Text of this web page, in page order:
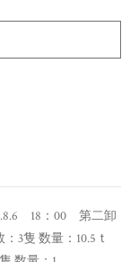
18：00 第二卸
3隻 数量：10.5ｔ